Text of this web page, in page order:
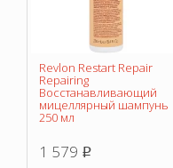
Revlon Restart Repair
Repairing
Восстанавливающий
мицеллярный шампунь
250 мл
1 579 p